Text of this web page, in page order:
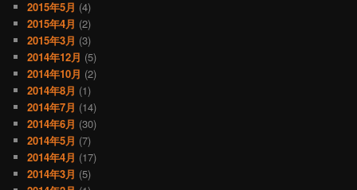
2015年5月 (4)
2015年4月 (2)
2015年3月 (3)
2014年12月 (5)
2014年10月 (2)
2014年8月 (1)
2014年7月 (14)
2014年6月 (30)
2014年5月 (7)
2014年4月 (17)
2014年3月 (5)